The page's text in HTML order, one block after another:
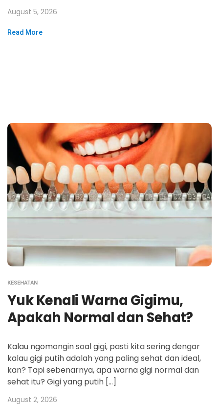
August 5, 2026
Read More
KESEHATAN
Yuk Kenali Warna Gigimu,
Apakah Normal dan Sehat?
Kalau ngomongin soal gigi, pasti kita sering dengar
kalau gigi putih adalah yang paling sehat dan ideal,
kan? Tapi sebenarnya, apa warna gigi normal dan
sehat itu? Gigi yang putih […]
August 2, 2026